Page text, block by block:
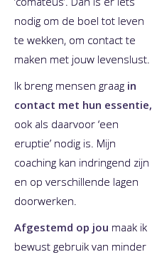
nodig om de boel tot leven
te wekken, om contact te
maken met jouw levenslust.
Ik breng mensen graag in
contact met hun essentie,
ook als daarvoor ‘een
eruptie’ nodig is. Mijn
coaching kan indringend zijn
en op verschillende lagen
doorwerken.
Afgestemd op jou maak ik
bewust gebruik van minder